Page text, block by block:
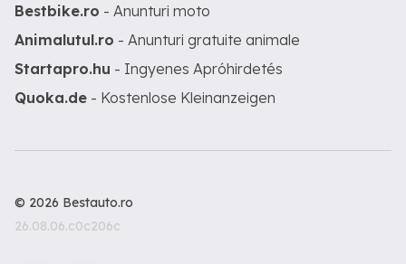
Bestbike.ro - Anunturi moto
Animalutul.ro - Anunturi gratuite animale
Startapro.hu - Ingyenes Apróhirdetés
Quoka.de - Kostenlose Kleinanzeigen
© 2026 Bestauto.ro
26.08.06.c0c206c